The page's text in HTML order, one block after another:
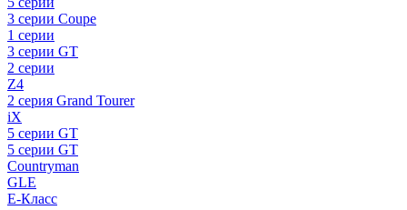
3 серии Coupe
1 серии
3 серии GT
2 серии
Z4
2 серия Grand Tourer
iX
5 серии GT
5 серии GT
Countryman
GLE
E-Класс